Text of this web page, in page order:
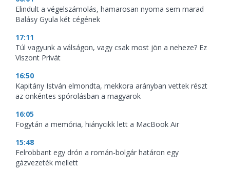
Elindult a végelszámolás, hamarosan nyoma sem marad
Balásy Gyula két cégének
17:11
Túl vagyunk a válságon, vagy csak most jön a neheze? Ez
Viszont Privát
16:50
Kapitány István elmondta, mekkora arányban vettek részt
az önkéntes spórolásban a magyarok
16:05
Fogytán a memória, hiánycikk lett a MacBook Air
15:48
Felrobbant egy drón a román-bolgár határon egy
gázvezeték mellett